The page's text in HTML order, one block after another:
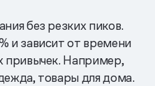
без резких пиков.
и зависит от времени
привычек. Например,
товары для дома.